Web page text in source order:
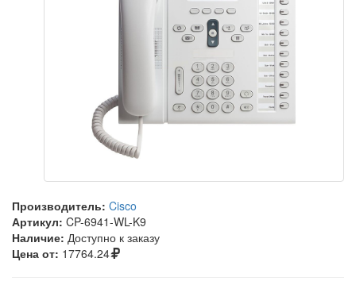
Производитель: Cisco
Артикул: CP-6941-WL-K9
Наличие: Доступно к заказу
Цена от: 17764.24